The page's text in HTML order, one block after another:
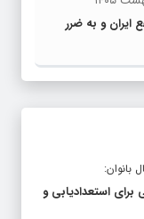
ایران و به ضرر
بانوان:
برای استعدادیابی و